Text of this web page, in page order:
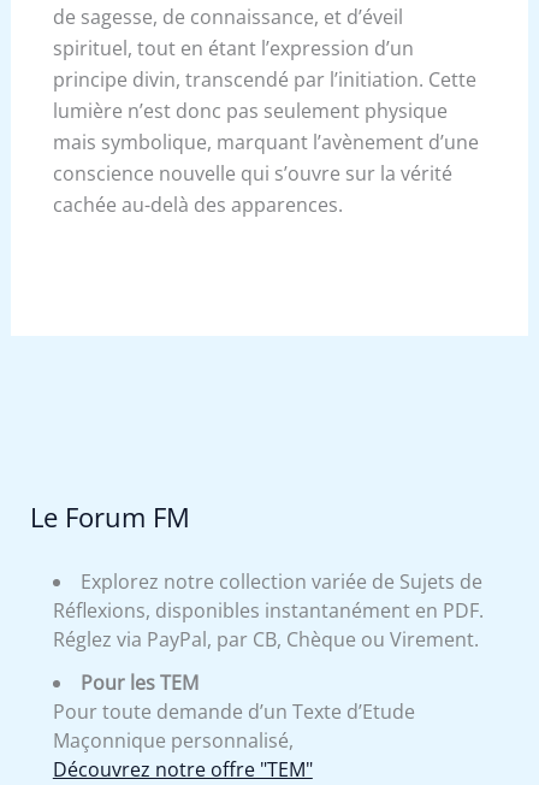
de sagesse, de connaissance, et d’éveil
spirituel, tout en étant l’expression d’un
principe divin, transcendé par l’initiation. Cette
lumière n’est donc pas seulement physique
mais symbolique, marquant l’avènement d’une
conscience nouvelle qui s’ouvre sur la vérité
cachée au-delà des apparences.
Le Forum FM
Explorez notre collection variée de Sujets de
Réflexions, disponibles instantanément en PDF.
Réglez via PayPal, par CB, Chèque ou Virement.
Pour les TEM
Pour toute demande d’un Texte d’Etude
Maçonnique personnalisé,
Découvrez notre offre "TEM"